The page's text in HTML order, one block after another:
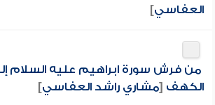
العفاسي]
من فرش سورة ابراهيم عليه السلام
الكهف [مشاري راشد العفاسي]